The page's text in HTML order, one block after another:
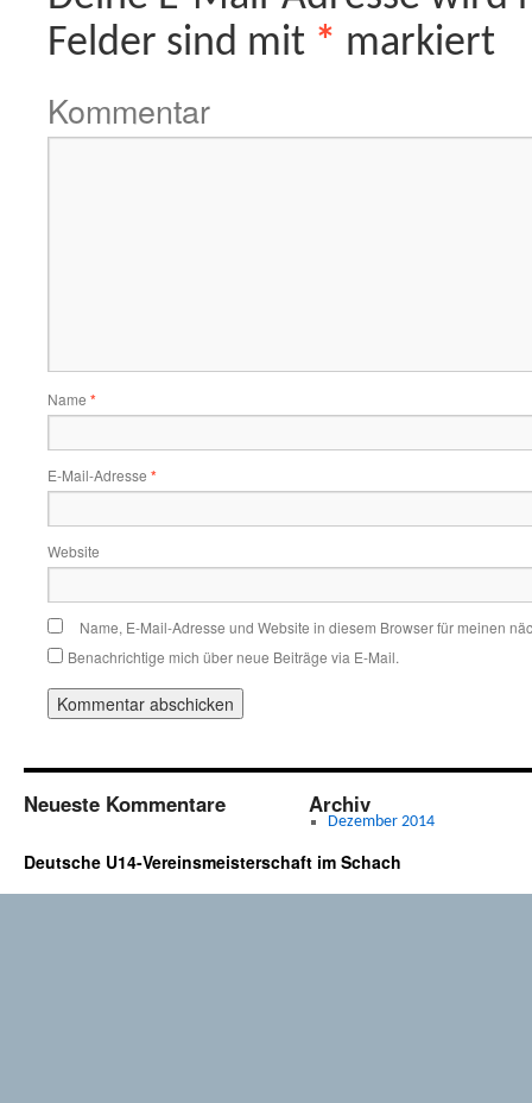
Felder sind mit * markiert
Kommentar
Name *
E-Mail-Adresse *
Website
Name, E-Mail-Adresse und Website in diesem Browser für meinen
Benachrichtige mich über neue Beiträge via E-Mail.
Neueste Kommentare Archiv
Dezember 2014
Deutsche U14-Vereinsmeisterschaft im Schach